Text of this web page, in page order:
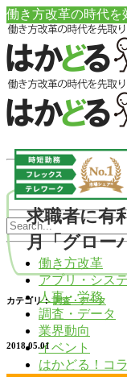
働き方改革の時代を
働き方改革
アプリ・シス
人事・労務
調査・データ
業界動向
イベント
はかどる！コ
求職者に有
月「グロー
カテゴリ： 調査・データ
2018.05.01